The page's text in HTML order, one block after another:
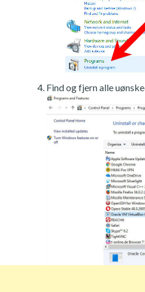
Find og fjern alle